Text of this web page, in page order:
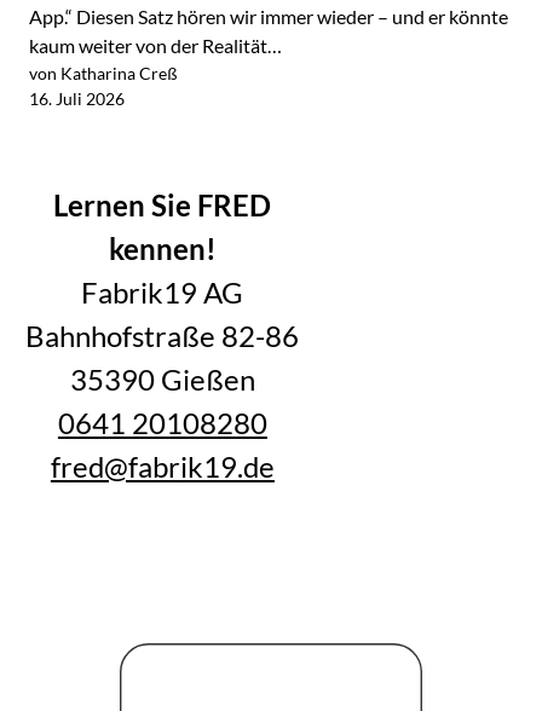
App.“ Diesen Satz hören wir immer wieder – und er könnte
kaum weiter von der Realität…
von Katharina Creß
16. Juli 2026
Lernen Sie FRED
kennen!
Fabrik19 AG
Bahnhofstraße 82-86
35390 Gießen
0641 20108280
fred@fabrik19.de